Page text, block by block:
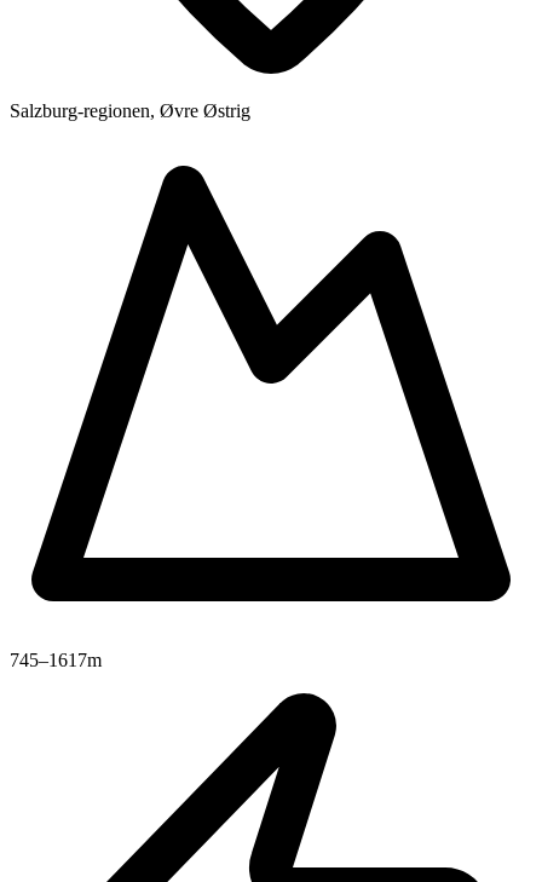
Salzburg-regionen, Øvre Østrig
745–1617m